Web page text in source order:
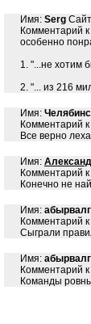
Имя: Serg
Комментарий
особенно
1. "...не хотим
2. "... из 216
Имя:
Комментарий
Все верно
Имя:
Комментарий
Конечно не
Имя: абырвалг
Комментарий
Сыграли
Имя: абырвалг
Комментарий
Команды